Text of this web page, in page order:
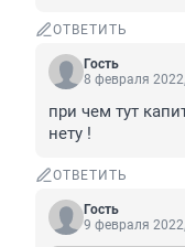
ОТВЕТИТЬ
Гость
8 февраля
при чем тут
нету !
ОТВЕТИТЬ
Гость
9 февраля